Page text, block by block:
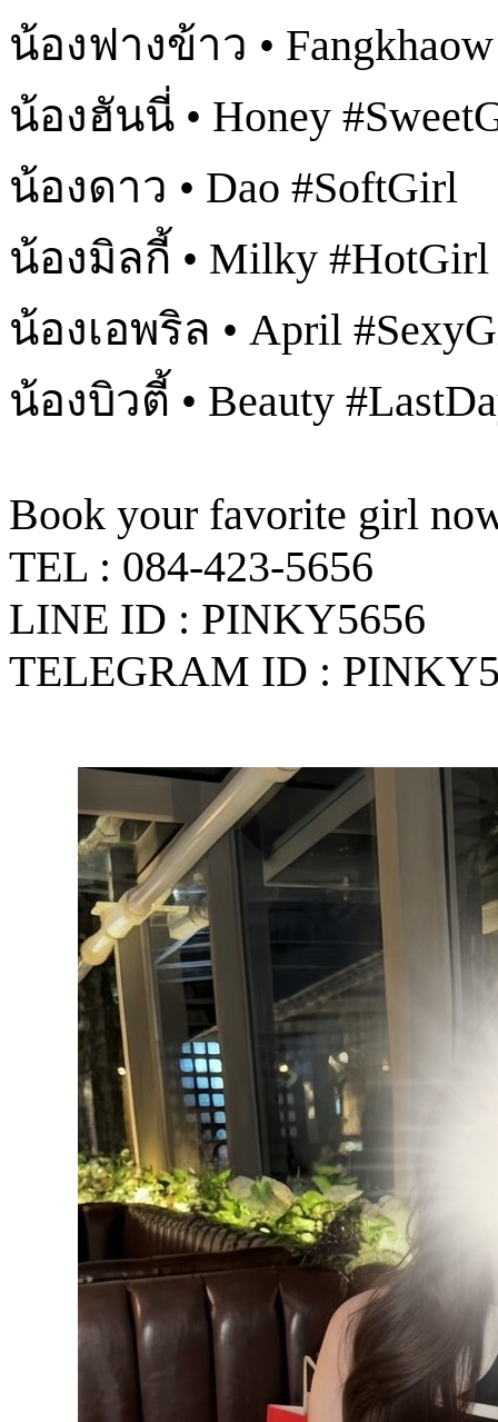
น้องฟางข้าว • Fangkhaow
น้องฮันนี่ • Honey
น้องดาว • Dao #SoftGirl
น้องมิลกี้ • Milky #HotGirl
น้องเอพริล • April
น้องบิวตี้ • Beauty
Book your favorite girl
TEL : 084-423-5656
LINE ID : PINKY5656
TELEGRAM ID :